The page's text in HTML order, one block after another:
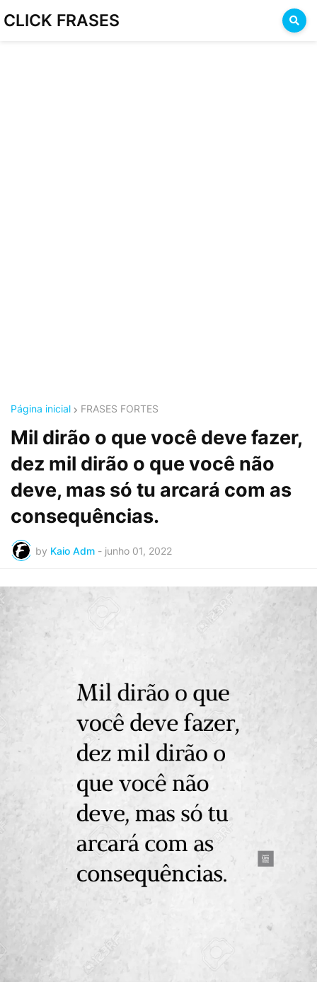
CLICK FRASES
Página inicial FRASES FORTES
Mil dirão o que você deve fazer,
dez mil dirão o que você não
deve, mas só tu arcará com as
consequências.
by Kaio Adm - junho 01, 2022